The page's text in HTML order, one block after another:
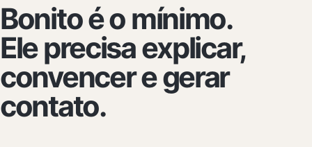
Bonito é o mínimo.
Ele precisa explicar,
convencer e gerar
contato.